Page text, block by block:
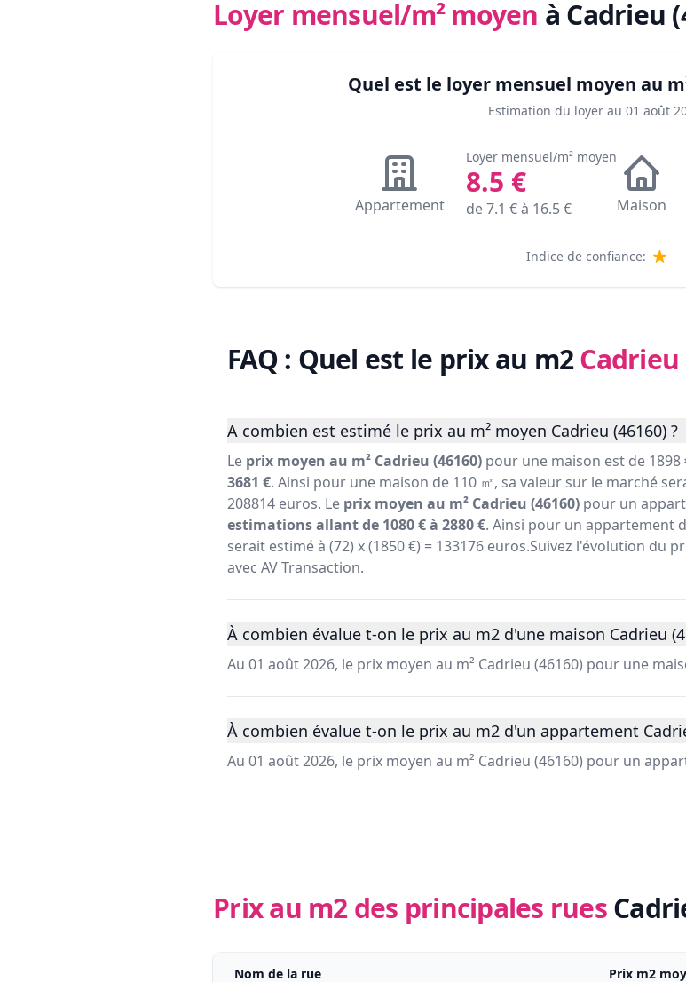
Loyer mensuel/m² moyen à Cadrieu
Quel est le loyer mensuel moyen au
Estimation du loyer au 01 août
Appartement
Loyer mensuel/m² moyen
8.5 €
de7.1 € à 16.5€ Maison
Indice de confiance:
FAQ : Quel est le prix au m2Cadrieu
A combien est estimé le prix au m² moyen Cadrieu (46160) ?
Le prix moyen au m² Cadrieu (46160) pour une maison est de 1898
3681 €. Ainsi pour une maison de 110 ㎡, sa valeur sur le marché
208814 euros. Le prix moyen au m² Cadrieu (46160) pour un
estimations allant de 1080 € à 2880 €. Ainsi pour un appartement
serait estimé à (72) x (1850 €) = 133176 euros.Suivez l'évolution du
avec AV Transaction.
À combien évalue t-on le prix au m2 d'une maison Cadrieu
Au 01 août 2026, le prix moyen au m² Cadrieu (46160) pour une
À combien évalue t-on le prix au m2 d'un appartement
Au 01 août 2026, le prix moyen au m² Cadrieu (46160) pour un
Prix au m2 des principales rues
Nom de la rue Prix m2